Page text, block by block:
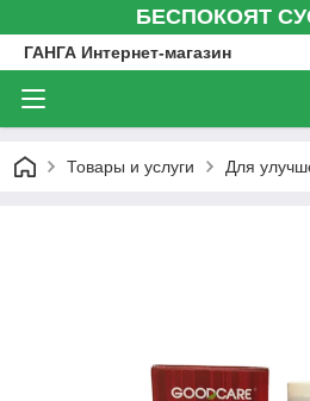
БЕСПОКОЯТ
ГАНГА Интернет-магазин
Товары и услуги Для